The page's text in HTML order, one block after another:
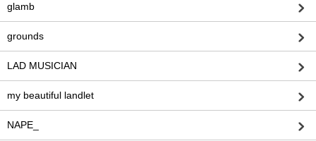
glamb
grounds
LAD MUSICIAN
my beautiful landlet
NAPE_